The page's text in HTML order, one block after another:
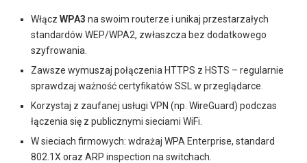
Włącz WPA3 na swoim routerze i unikaj przestarzałych
standardów WEP/WPA2, zwłaszcza bez dodatkowego
szyfrowania.
Zawsze wymuszaj połączenia HTTPS z HSTS – regularnie
sprawdzaj ważność certyfikatów SSL w przeglądarce.
Korzystaj z zaufanej usługi VPN (np. WireGuard) podczas
łączenia się z publicznymi sieciami WiFi.
W sieciach firmowych: wdrażaj WPA Enterprise, standard
802.1X oraz ARP inspection na switchach.